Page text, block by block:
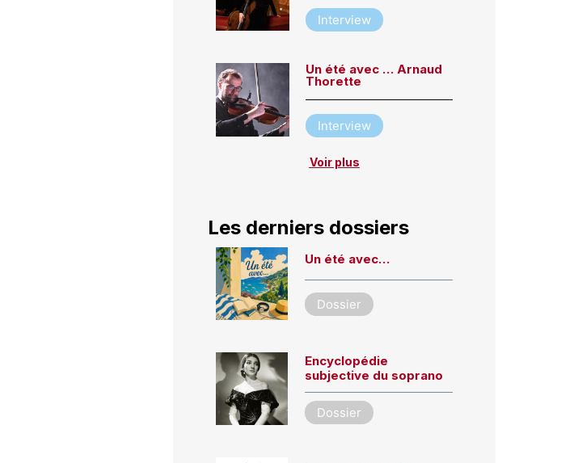
Interview
Un été avec … Arnaud
Thorette
Interview
Voir plus
Les derniers dossiers
Un été avec…
Dossier
Encyclopédie
subjective du soprano
Dossier